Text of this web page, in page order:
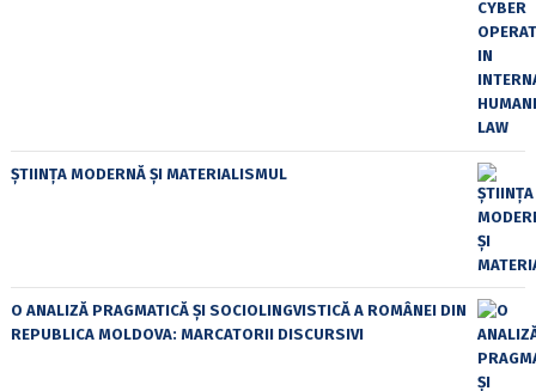
ȘTIINȚA MODERNĂ ȘI MATERIALISMUL
O ANALIZĂ PRAGMATICĂ ȘI SOCIOLINGVISTICĂ A ROMÂNEI DIN
REPUBLICA MOLDOVA: MARCATORII DISCURSIVI